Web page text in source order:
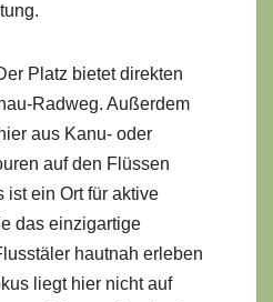
Platz bietet direkten
Radweg. Außerdem
aus Kanu- oder
auf den Flüssen
ist ein Ort für aktive
das einzigartige
hautnah erleben
liegt hier nicht auf